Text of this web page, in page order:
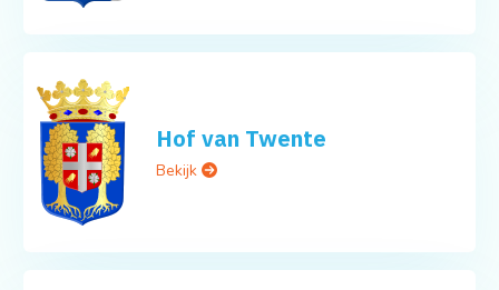
Hof van Twente
Bekijk